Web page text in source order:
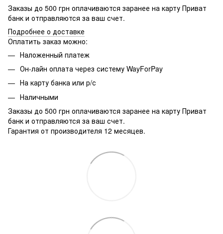
Заказы до 500 грн оплачиваются заранее на карту Приват
банк и отправляются за ваш счет.
Подробнее о доставке
Оплатить заказ можно:
Наложенный платеж
Он-лайн оплата через систему WayForPay
На карту банка или р/с
Наличными
Заказы до 500 грн оплачиваются заранее на карту Приват
банк и отправляются за ваш счет.
Гарантия от производителя 12 месяцев.